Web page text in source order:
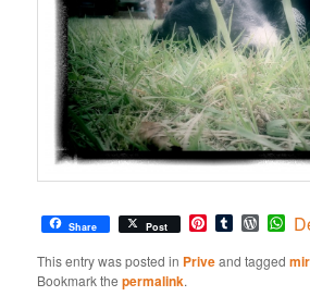
Share Post Pinterest
Tumblr
This entry was posted in Priveand tagged
Bookmark thepermalink.